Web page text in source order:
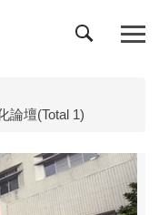
論壇(Total 1)